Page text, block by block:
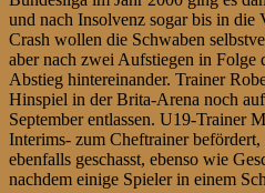
und nach Insolvenz sogar bis in die
Crash wollen die Schwaben
aber nach zwei Aufstiegen in Folge
Abstieg hintereinander. Trainer
Hinspiel in der Brita-Arena noch
September entlassen. U19-Trainer
Interims- zum Cheftrainer
ebenfalls geschasst, ebenso wie
nachdem einige Spieler in einem